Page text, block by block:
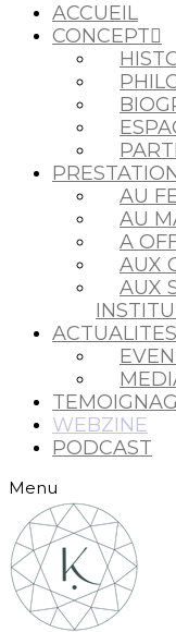
ACCUEIL
CONCEPT
AU
AU
A
AUX
AUX
ACTUALITES
WEBZINE
PODCAST
Menu